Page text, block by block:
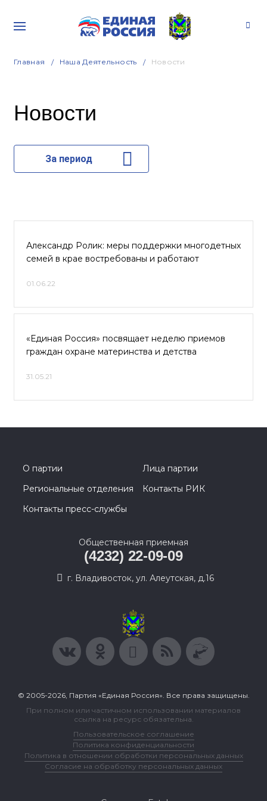
Главная Наша Деятельность Новости
Новости
За период
Александр Ролик: меры поддержки многодетных
семей в крае востребованы и работают
01.06.22
«Единая Россия» посвящает неделю приемов
граждан охране материнства и детства
31.05.21
О партии
Лица партии
Региональные отделения
Контакты РИК
Контакты пресс-службы
Общественная приемная
(4232) 22-09-09
г. Владивосток, ул. Алеутская, д.16
© 2005-2026, Партия «Единая Россия». Все права защищены.
При полном или частичном использовании материалов
ссылка на ресурс обязательна.
Пользовательское соглашение
Политика конфиденциальности
Политика в отношении обработки персональных данных
Согласие на обработку персональных данных